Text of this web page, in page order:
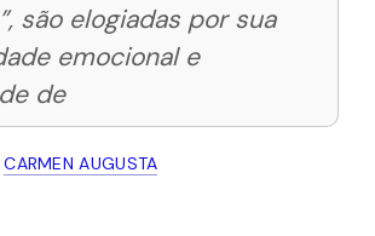
são elogiadas por sua
emocional e
de
CARMEN AUGUSTA